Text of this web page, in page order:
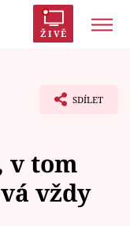
ŽIVĚ
SDÍLET
v tom
vždy